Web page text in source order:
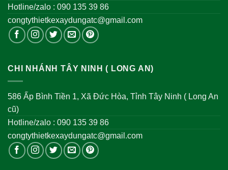
Hotline/zalo : 090 135 39 86
congtythietkexaydungatc@gmail.com
CHI NHÁNH TÂY NINH ( LONG AN)
586 Ấp Bình Tiền 1, Xã Đức Hòa, Tỉnh Tây Ninh ( Long An
cũ)
Hotline/zalo : 090 135 39 86
congtythietkexaydungatc@gmail.com